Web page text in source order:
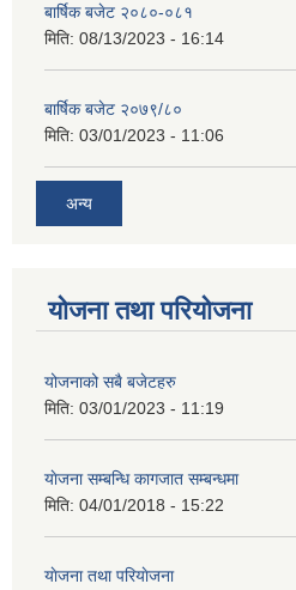
बार्षिक बजेट २०८०-०८१
मिति: 08/13/2023 - 16:14
बार्षिक बजेट २०७९/८०
मिति: 03/01/2023 - 11:06
अन्य
योजना तथा परियोजना
योजनाको सबै बजेटहरु
मिति: 03/01/2023 - 11:19
याेजना सम्बन्धि कागजात सम्बन्धमा
मिति: 04/01/2018 - 15:22
याेजना तथा परियाेजना